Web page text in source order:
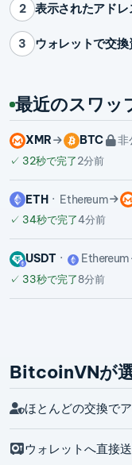
2 表示されたアド
3 ウォレットで交
最近のスワッ
XMR BTC 非
✓ 32秒で完了2分前
ETH Ethereum
✓ 34秒で完了4分前
USDT Ethereum
✓ 33秒で完了8分前
BitcoinVNが
ほとんどの交換で
ウォレットへ直接